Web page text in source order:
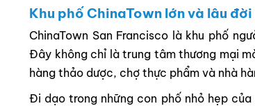
Khu phố ChinaTown lớn và lâu
ChinaTown San Francisco là khu phố
Đây không chỉ là trung tâm thương mại
hàng thảo dược, chợ thực phẩm và nhà
Đi dạo trong những con phố nhỏ hẹp